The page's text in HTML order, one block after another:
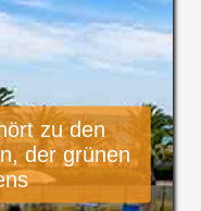
zu den
der grünen